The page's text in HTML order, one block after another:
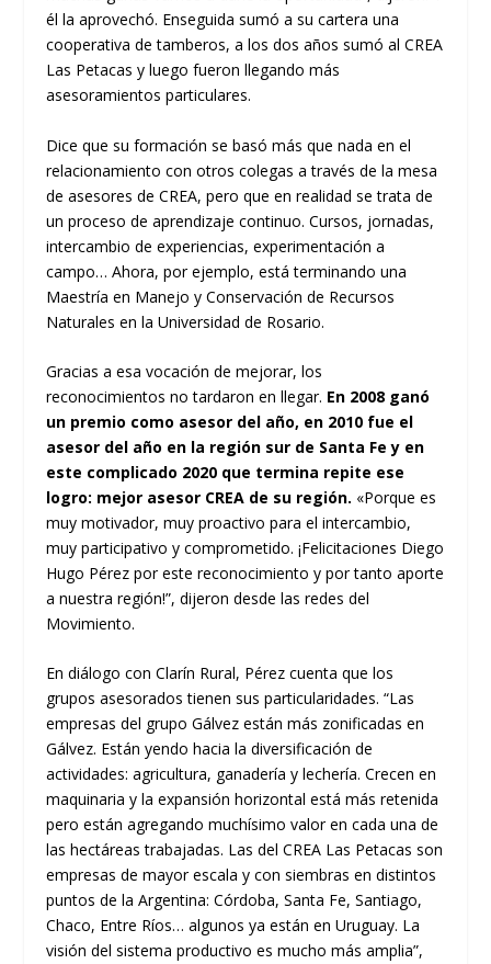
él la aprovechó. Enseguida sumó a su cartera una
cooperativa de tamberos, a los dos años sumó al CREA
Las Petacas y luego fueron llegando más
asesoramientos particulares.
Dice que su formación se basó más que nada en el
relacionamiento con otros colegas a través de la mesa
de asesores de CREA, pero que en realidad se trata de
un proceso de aprendizaje continuo. Cursos, jornadas,
intercambio de experiencias, experimentación a
campo… Ahora, por ejemplo, está terminando una
Maestría en Manejo y Conservación de Recursos
Naturales en la Universidad de Rosario.
Gracias a esa vocación de mejorar, los
reconocimientos no tardaron en llegar. En 2008 ganó
un premio como asesor del año, en 2010 fue el
asesor del año en la región sur de Santa Fe y en
este complicado 2020 que termina repite ese
logro: mejor asesor CREA de su región. «Porque es
muy motivador, muy proactivo para el intercambio,
muy participativo y comprometido. ¡Felicitaciones Diego
Hugo Pérez por este reconocimiento y por tanto aporte
a nuestra región!”, dijeron desde las redes del
Movimiento.
En diálogo con Clarín Rural, Pérez cuenta que los
grupos asesorados tienen sus particularidades. “Las
empresas del grupo Gálvez están más zonificadas en
Gálvez. Están yendo hacia la diversificación de
actividades: agricultura, ganadería y lechería. Crecen en
maquinaria y la expansión horizontal está más retenida
pero están agregando muchísimo valor en cada una de
las hectáreas trabajadas. Las del CREA Las Petacas son
empresas de mayor escala y con siembras en distintos
puntos de la Argentina: Córdoba, Santa Fe, Santiago,
Chaco, Entre Ríos… algunos ya están en Uruguay. La
visión del sistema productivo es mucho más amplia”,